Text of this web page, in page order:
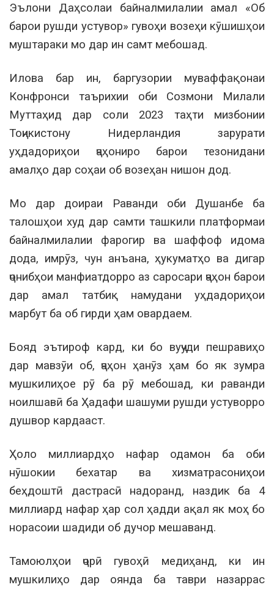
Эълони Даҳсолаи байналмилалии амал «Об
барои рушди устувор» гувоҳи возеҳи кӯшишҳои
муштараки мо дар ин самт мебошад.
Илова бар ин, баргузории муваффақонаи
Конфронси таърихии оби Созмони Милали
Муттаҳид дар соли 2023 таҳти мизбонии
Тоҷикистону Нидерландия зарурати
уҳдадориҳои ҷаҳониро барои тезонидани
амалҳо дар соҳаи об возеҳан нишон дод.
Мо дар доираи Раванди оби Душанбе ба
талошҳои худ дар самти ташкили платформаи
байналмилалии фарогир ва шаффоф идома
дода, имрӯз, чун анъана, ҳукуматҳо ва дигар
ҷонибҳои манфиатдорро аз саросари ҷаҳон барои
дар амал татбиқ намудани уҳдадориҳои
марбут ба об гирди ҳам овардаем.
Бояд эътироф кард, ки бо вуҷуди пешравиҳо
дар мавзӯи об, ҷаҳон ҳанӯз ҳам бо як зумра
мушкилиҳое рӯ ба рӯ мебошад, ки раванди
ноилшавӣ ба Ҳадафи шашуми рушди устуворро
душвор кардааст.
Ҳоло миллиардҳо нафар одамон ба оби
нӯшокии бехатар ва хизматрасониҳои
беҳдоштӣ дастрасӣ надоранд, наздик ба 4
миллиард нафар ҳар сол ҳадди ақал як моҳ бо
норасоии шадиди об дучор мешаванд.
Тамоюлҳои ҷорӣ гувоҳӣ медиҳанд, ки ин
мушкилиҳо дар оянда ба таври назаррас